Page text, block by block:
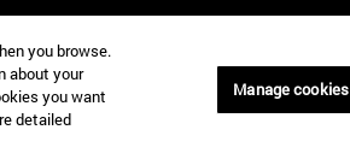
Maria-Theresia-Straße 15 81675
Múnich Alemania
T.+49 89 24209790
you browse.
about your
you want
detailed
Manage cookies